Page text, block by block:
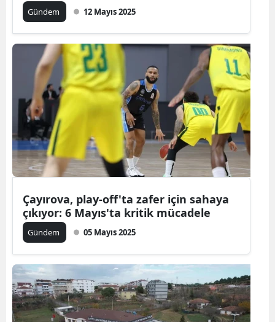
Gündem 12 Mayıs 2025
Çayırova, play-off'ta zafer için sahaya
çıkıyor: 6 Mayıs'ta kritik mücadele
Gündem 05 Mayıs 2025